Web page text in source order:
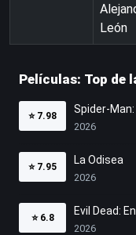
León
Películas: Top de
⭐ 7.98
Spider-
2026
⭐ 7.95
La Odisea
2026
⭐ 6.8
Evil Dead:
2026